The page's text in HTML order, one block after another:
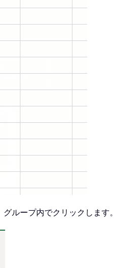
グループ内でクリックします。